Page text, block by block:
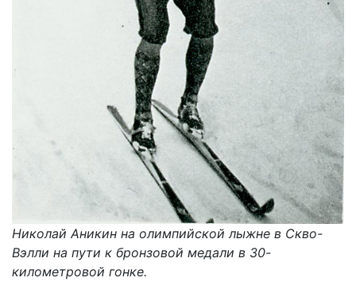
Николай Аникин на олимпийской лыжне в Скво-
Вэлли на пути к бронзовой медали в 30-
километровой гонке.